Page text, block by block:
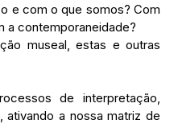
e com o que somos? Com
a contemporaneidade?
museal, estas e outras
de interpretação,
ativando a nossa matriz de